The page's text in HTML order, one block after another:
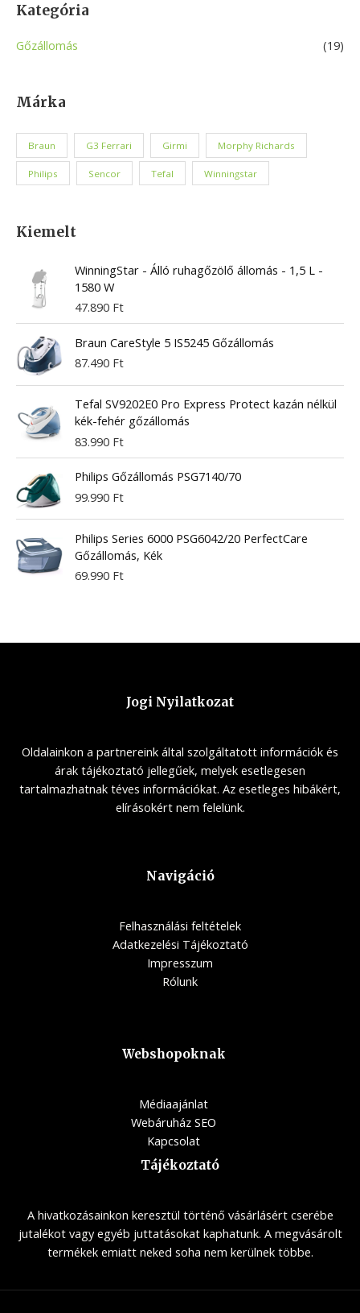
Kategória
Gőzállomás (19)
Márka
Braun G3 Ferrari Girmi Morphy Richards
Philips Sencor Tefal Winningstar
Kiemelt
WinningStar - Álló ruhagőzölő állomás - 1,5 L -
1580 W
47.890 Ft
Braun CareStyle 5 IS5245 Gőzállomás
87.490 Ft
Tefal SV9202E0 Pro Express Protect kazán nélkül
kék-fehér gőzállomás
83.990 Ft
Philips Gőzállomás PSG7140/70
99.990 Ft
Philips Series 6000 PSG6042/20 PerfectCare
Gőzállomás, Kék
69.990 Ft
Jogi Nyilatkozat
Oldalainkon a partnereink által szolgáltatott információk és
árak tájékoztató jellegűek, melyek esetlegesen
tartalmazhatnak téves információkat. Az esetleges hibákért,
elírásokért nem felelünk.
Navigáció
Felhasználási feltételek
Adatkezelési Tájékoztató
Impresszum
Rólunk
Webshopoknak
Médiaajánlat
Webáruház SEO
Kapcsolat
Tájékoztató
A hivatkozásainkon keresztül történő vásárlásért cserébe
jutalékot vagy egyéb juttatásokat kaphatunk. A megvásárolt
termékek emiatt neked soha nem kerülnek többe.